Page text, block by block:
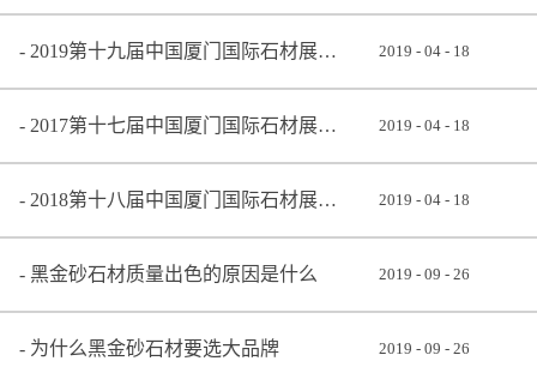
2019第十九届中国厦门国际石材展览会 2019 - 04 - 18
2017第十七届中国厦门国际石材展览会 2019 - 04 - 18
2018第十八届中国厦门国际石材展览会 2019 - 04 - 18
黑金砂石材质量出色的原因是什么 2019 - 09 - 26
为什么黑金砂石材要选大品牌 2019 - 09 - 26